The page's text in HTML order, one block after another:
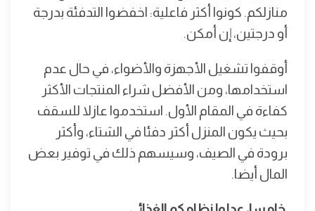
منازلكم. كونوا أكثر فاعلية: اخفضوا التدفئة بدرجة
أو درجتين، إن أمكن.
أوقفوا تشغيل الأجهزة والأضواء، في حال عدم
استخدامها، ومن الأفضل شراء المنتجات الأكثر
كفاءة في المقام الأول. استخدموا عازلا للسقف
بحيث يكون المنزل أكثر دفئا في الشتاء، وأكثر
برودة في الصيف، وسيسهم ذلك في توفير بعض
المال أيضا.